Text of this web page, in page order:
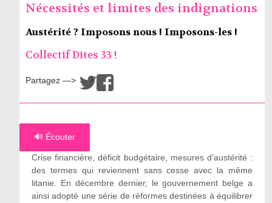
Nécessités et limites des indignations
Austérité ? Imposons nous ! Imposons-les !
Collectif Dites 33 !
Partagez —> /
🔊 Écouter
Crise financière, déficit budgétaire, mesures d’austérité :
des termes qui reviennent sans cesse avec la même
litanie. En décembre dernier, le gouvernement belge a
ainsi adopté une série de réformes destinées à équilibrer